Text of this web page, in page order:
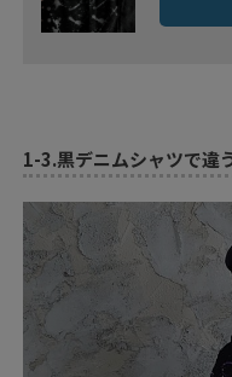
1-3.黒デニムシャツで違